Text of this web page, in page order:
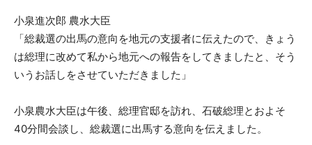
小泉進次郎 農水大臣
「総裁選の出馬の意向を地元の支援者に伝えたので、きょう
は総理に改めて私から地元への報告をしてきましたと、そう
いうお話しをさせていただきました」
小泉農水大臣は午後、総理官邸を訪れ、石破総理とおよそ
40分間会談し、総裁選に出馬する意向を伝えました。